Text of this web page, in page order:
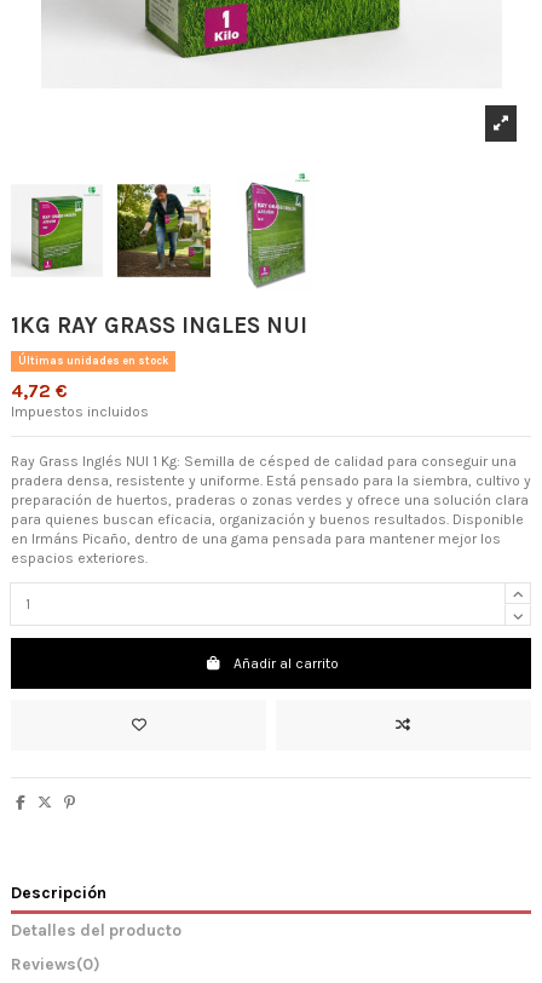
1KG RAY GRASS INGLES NUI
Últimas unidades en stock
4,72 €
Impuestos incluidos
Ray Grass Inglés NUI 1 Kg: Semilla de césped de calidad para conseguir una
pradera densa, resistente y uniforme. Está pensado para la siembra, cultivo y
preparación de huertos, praderas o zonas verdes y ofrece una solución clara
para quienes buscan eficacia, organización y buenos resultados. Disponible
en Irmáns Picaño, dentro de una gama pensada para mantener mejor los
espacios exteriores.
Añadir al carrito
Descripción
Detalles del producto
Reviews(0)